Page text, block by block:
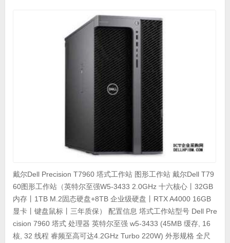
戴尔Dell Precision T7960 塔式工作站 图形工作站 戴尔Dell T79
60图形工作站（英特尔至强W5-3433 2.0GHz 十六核心丨32GB
内存丨1TB M.2固态硬盘+8TB 企业级硬盘丨RTX A4000 16GB
显卡丨键盘鼠标丨三年质保） 配置信息 塔式工作站型号 Dell Pre
cision 7960 塔式 处理器 英特尔至强 w5-3433 (45MB 缓存, 16
核, 32 线程 睿频至高可达4.2GHz Turbo 220W) 外形规格 全尺